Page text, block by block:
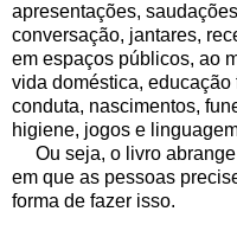
apresentações,
conversação, jantares,
em espaços públicos, ao
vida doméstica,
conduta, nascimentos,
higiene, jogos e
Ou seja, o livro abrange
em que as pessoas
forma de fazer isso.